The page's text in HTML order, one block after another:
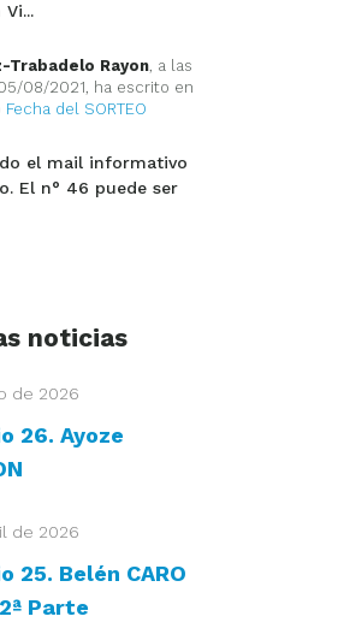
Trabadelo Rayon, a las
08/2021, ha escrito en
Fecha del SORTEO
el mail informativo
El n° 46 puede ser
noticias
de 2026
26. Ayoze
de 2026
25. Belén CARO
Parte